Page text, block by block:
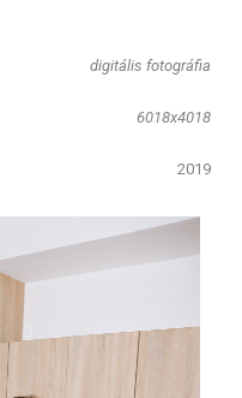
​digitális fotográfia
6018x4018
2019​